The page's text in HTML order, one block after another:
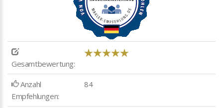
Gesamtbewertung:
Anzahl
Empfehlungen:
84